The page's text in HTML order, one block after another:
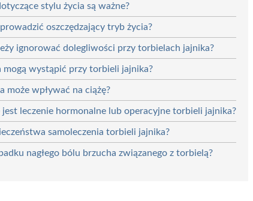
stylu życia są ważne?
oszczędzający tryb życia?
ignorować dolegliwości przy torbielach jajnika?
mogą wystąpić przy torbieli jajnika?
może wpływać na ciążę?
jest leczenie hormonalne lub operacyjne torbieli jajnika?
samoleczenia torbieli jajnika?
nagłego bólu brzucha związanego z torbielą?